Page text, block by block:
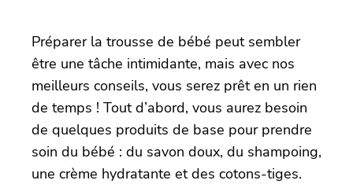
Préparer la trousse de bébé peut sembler
être une tâche intimidante, mais avec nos
meilleurs conseils, vous serez prêt en un rien
de temps ! Tout d’abord, vous aurez besoin
de quelques produits de base pour prendre
soin du bébé : du savon doux, du shampoing,
une crème hydratante et des cotons-tiges.